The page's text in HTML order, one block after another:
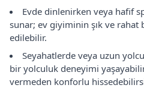
Evde dinlenirken veya hafif
sunar; ev giyiminin şık ve rahat
edilebilir.
Seyahatlerde veya uzun
bir yolculuk deneyimi
vermeden konforlu